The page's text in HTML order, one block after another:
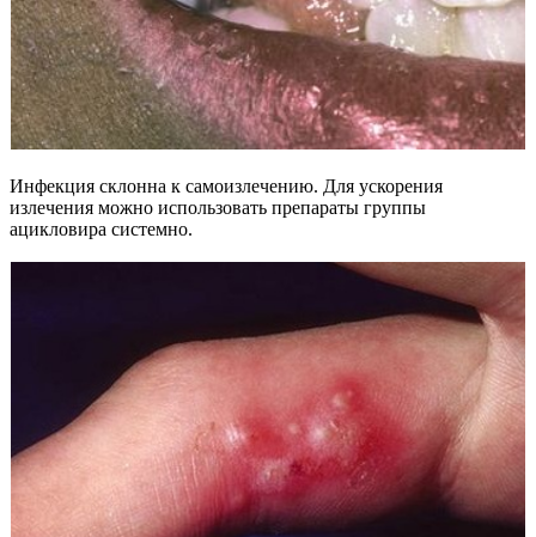
Инфекция склонна к самоизлечению. Для ускорения
излечения можно использовать препараты группы
ацикловира системно.